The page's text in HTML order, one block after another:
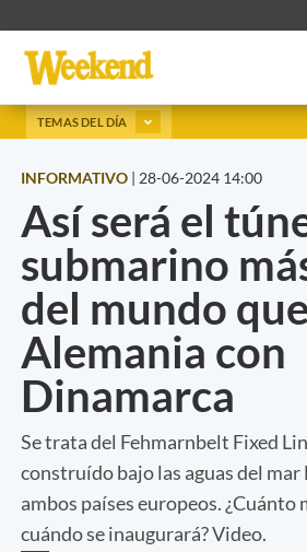
TEMAS DEL DÍA
INFORMATIVO | 28-06-2024 14:00
Así será el
submarino
del mundo
Alemania con
Dinamarca
Se trata del Fehmarnbelt Fixed
construído bajo las aguas del
ambos países europeos. ¿Cuánto
cuándo se inaugurará? Video.